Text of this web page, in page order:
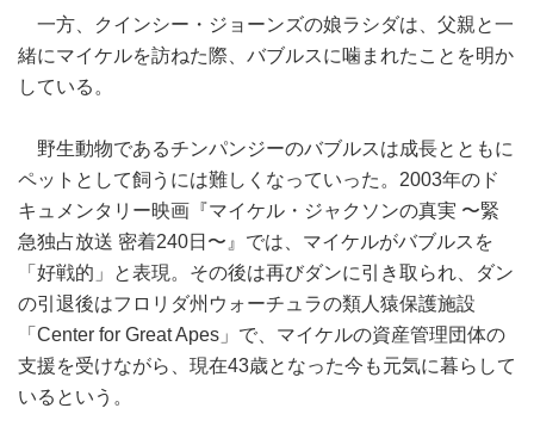
一方、クインシー・ジョーンズの娘ラシダは、父親と一
緒にマイケルを訪ねた際、バブルスに噛まれたことを明か
している。
野生動物であるチンパンジーのバブルスは成長とともに
ペットとして飼うには難しくなっていった。2003年のド
キュメンタリー映画『マイケル・ジャクソンの真実 〜緊
急独占放送 密着240日〜』では、マイケルがバブルスを
「好戦的」と表現。その後は再びダンに引き取られ、ダン
の引退後はフロリダ州ウォーチュラの類人猿保護施設
「Center for Great Apes」で、マイケルの資産管理団体の
支援を受けながら、現在43歳となった今も元気に暮らして
いるという。